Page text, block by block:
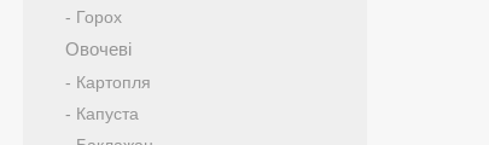
- Горох
Овочеві
- Картопля
- Капуста